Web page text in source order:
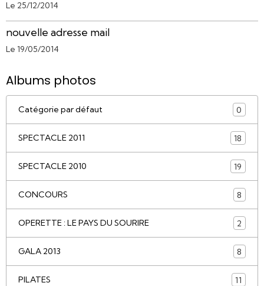
Le 25/12/2014
nouvelle adresse mail
Le 19/05/2014
Albums photos
Catégorie par défaut 0
SPECTACLE 2011 18
SPECTACLE 2010 19
CONCOURS 8
OPERETTE : LE PAYS DU SOURIRE 2
GALA 2013 8
PILATES 11